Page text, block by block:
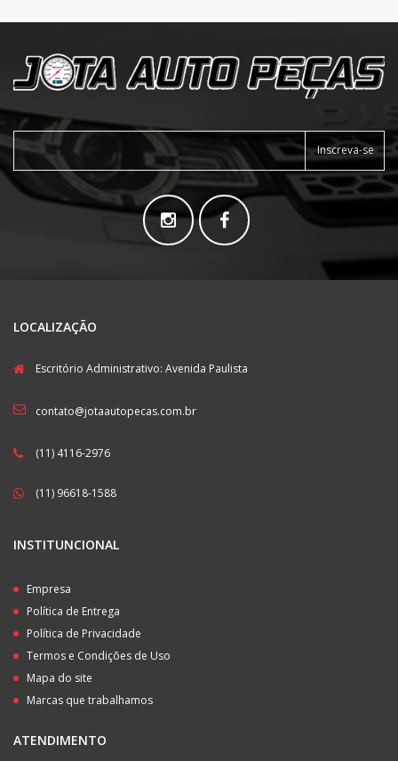
Inscreva-se
LOCALIZAÇÃO
Escritório Administrativo: Avenida Paulista
contato@jotaautopecas.com.br
(11) 4116-2976
(11) 96618-1588
INSTITUNCIONAL
Empresa
Política de Entrega
Política de Privacidade
Termos e Condições de Uso
Mapa do site
Marcas que trabalhamos
ATENDIMENTO